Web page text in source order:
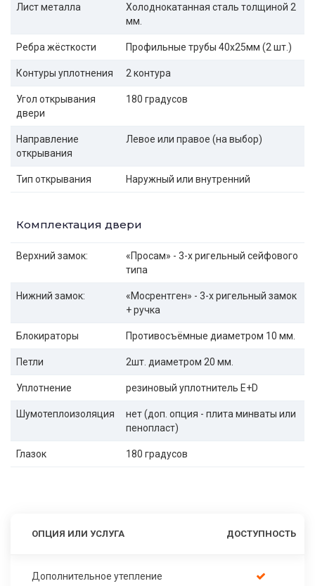
Лист металла
Холоднокатанная сталь толщиной 2
мм.
Ребра жёсткости Профильные трубы 40х25мм (2 шт.)
Контуры уплотнения 2 контура
Угол открывания
двери
180 градусов
Направление
открывания
Левое или правое (на выбор)
Тип открывания Наружный или внутренний
Комплектация двери
Верхний замок:
«Просам» - 3-х ригельный сейфового
типа
Нижний замок:
«Мосрентген» - 3-х ригельный замок
+ ручка
Блокираторы Противосъёмные диаметром 10 мм.
Петли 2шт. диаметром 20 мм.
Уплотнение резиновый уплотнитель E+D
Шумотеплоизоляция
нет (доп. опция - плита минваты или
пенопласт)
Глазок 180 градусов
ОПЦИЯ ИЛИ УСЛУГА ДОСТУПНОСТЬ
Дополнительное утепление